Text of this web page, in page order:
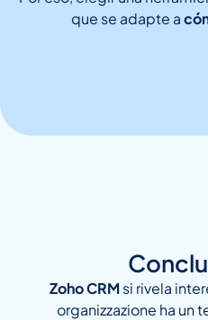
que se adapte a
Zoho CRMsi rivela
organizzazione ha un